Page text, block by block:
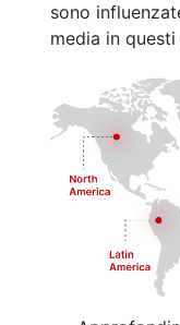
sono
media in